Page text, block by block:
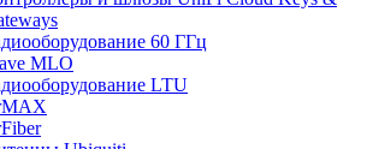
60 ГГц
MLO
LTU